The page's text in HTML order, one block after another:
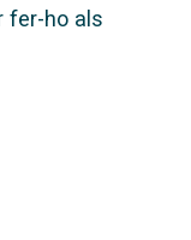
fer-ho als